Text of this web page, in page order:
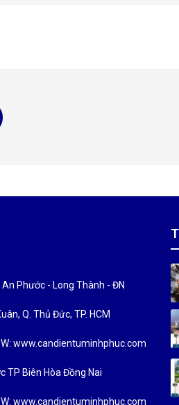
Phước - Long Thành - ĐN
Q. Thủ Đức, TP. HCM
www.candientuminhphuc.com
TP Biên Hòa Đồng Nai
www.candientuminhphuc.com